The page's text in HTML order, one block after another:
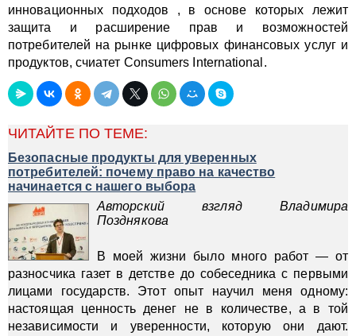
инновационных подходов , в основе которых лежит
защита и расширение прав и возможностей
потребителей на рынке цифровых финансовых услуг и
продуктов, счиатет Consumers International.
ЧИТАЙТЕ ПО ТЕМЕ:
Безопасные продукты для уверенных
потребителей: почему право на качество
начинается с нашего выбора
Авторский взгляд Владимира
Позднякова
В моей жизни было много работ — от
разносчика газет в детстве до собеседника с первыми
лицами государств. Этот опыт научил меня одному:
настоящая ценность денег не в количестве, а в той
независимости и уверенности, которую они дают.